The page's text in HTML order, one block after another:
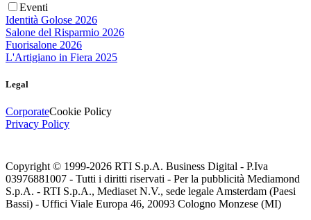
Eventi
Identità Golose 2026
Salone del Risparmio 2026
Fuorisalone 2026
L'Artigiano in Fiera 2025
Legal
CorporateCookie Policy
Privacy Policy
Copyright © 1999-2026 RTI S.p.A. Business Digital - P.Iva
03976881007 - Tutti i diritti riservati - Per la pubblicità Mediamond
S.p.A. - RTI S.p.A., Mediaset N.V., sede legale Amsterdam (Paesi
Bassi) - Uffici Viale Europa 46, 20093 Cologno Monzese (MI)